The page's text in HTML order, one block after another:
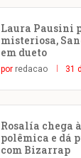
Laura Pausini
misteriosa,
em dueto
por redacao 31
Rosalía chega
polêmica e dá
com Bizarrap